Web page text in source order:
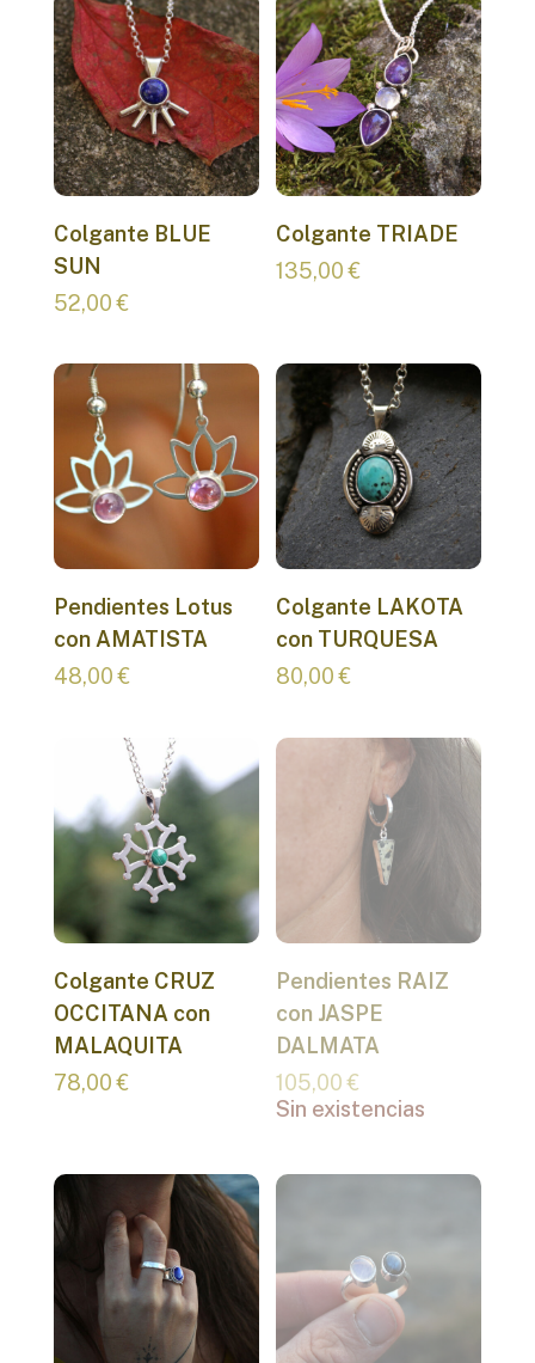
Colgante BLUE
SUN
52,00€
Colgante TRIADE
135,00€
Pendientes Lotus
con AMATISTA
48,00€
Colgante LAKOTA
con TURQUESA
80,00€
Colgante CRUZ
OCCITANA con
MALAQUITA
78,00€
Pendientes RAIZ
con JASPE
DALMATA
105,00€
Sin existencias